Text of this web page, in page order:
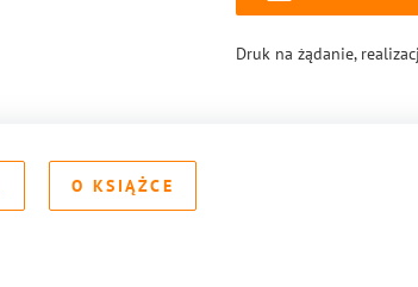
Druk na żądanie,
O KSIĄŻCE